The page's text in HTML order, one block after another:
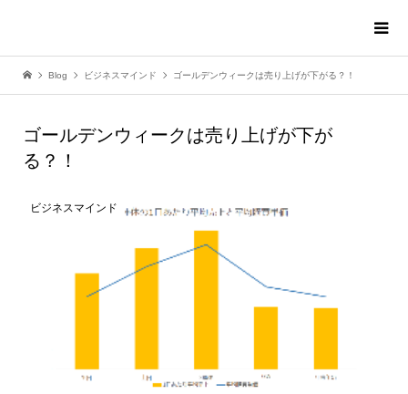
Blog ビジネスマインド ゴールデンウィークは売り上げが下がる？！
ゴールデンウィークは売り上げが下が
る？！
ビジネスマインド